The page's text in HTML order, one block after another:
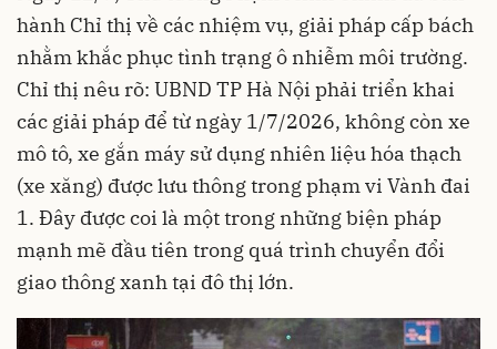
hành Chỉ thị về các nhiệm vụ, giải pháp cấp bách
nhằm khắc phục tình trạng ô nhiễm môi trường.
Chỉ thị nêu rõ: UBND TP Hà Nội phải triển khai
các giải pháp để từ ngày 1/7/2026, không còn xe
mô tô, xe gắn máy sử dụng nhiên liệu hóa thạch
(xe xăng) được lưu thông trong phạm vi Vành đai
1. Đây được coi là một trong những biện pháp
mạnh mẽ đầu tiên trong quá trình chuyển đổi
giao thông xanh tại đô thị lớn.